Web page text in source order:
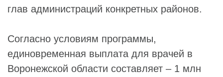
глав администраций конкретных районов.
Согласно условиям программы,
единовременная выплата для врачей в
Воронежской области составляет – 1 млн